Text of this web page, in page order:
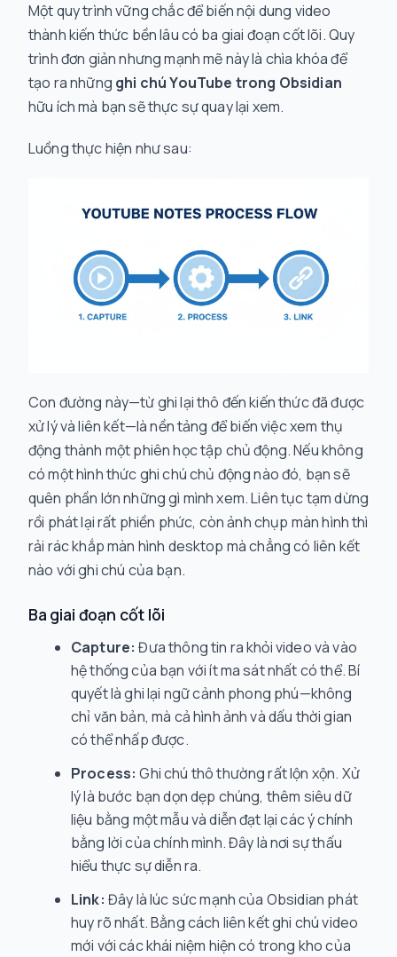
Một quy trình vững chắc để biến nội dung video
thành kiến thức bền lâu có ba giai đoạn cốt lõi. Quy
trình đơn giản nhưng mạnh mẽ này là chìa khóa để
tạo ra những ghi chú YouTube trong Obsidian
hữu ích mà bạn sẽ thực sự quay lại xem.
Luồng thực hiện như sau:
Con đường này—từ ghi lại thô đến kiến thức đã được
xử lý và liên kết—là nền tảng để biến việc xem thụ
động thành một phiên học tập chủ động. Nếu không
có một hình thức ghi chú chủ động nào đó, bạn sẽ
quên phần lớn những gì mình xem. Liên tục tạm dừng
rồi phát lại rất phiền phức, còn ảnh chụp màn hình thì
rải rác khắp màn hình desktop mà chẳng có liên kết
nào với ghi chú của bạn.
Ba giai đoạn cốt lõi
Capture: Đưa thông tin ra khỏi video và vào
hệ thống của bạn với ít ma sát nhất có thể. Bí
quyết là ghi lại ngữ cảnh phong phú—không
chỉ văn bản, mà cả hình ảnh và dấu thời gian
có thể nhấp được.
Process: Ghi chú thô thường rất lộn xộn. Xử
lý là bước bạn dọn dẹp chúng, thêm siêu dữ
liệu bằng một mẫu và diễn đạt lại các ý chính
bằng lời của chính mình. Đây là nơi sự thấu
hiểu thực sự diễn ra.
Link: Đây là lúc sức mạnh của Obsidian phát
huy rõ nhất. Bằng cách liên kết ghi chú video
mới với các khái niệm hiện có trong kho của